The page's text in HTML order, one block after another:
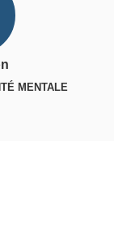
MENTALE